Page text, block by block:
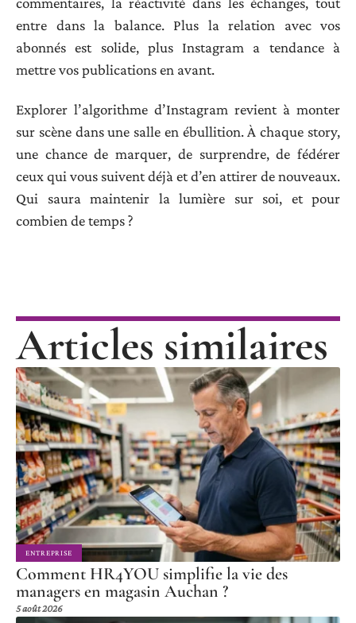
entre dans la balance. Plus la relation avec vos
abonnés est solide, plus Instagram a tendance à
mettre vos publications en avant.
Explorer l’algorithme d’Instagram revient à monter
sur scène dans une salle en ébullition. À chaque story,
une chance de marquer, de surprendre, de fédérer
ceux qui vous suivent déjà et d’en attirer de nouveaux.
Qui saura maintenir la lumière sur soi, et pour
combien de temps ?
Articles similaires
ENTREPRISE
Comment HR4YOU simplifie la vie des
managers en magasin Auchan ?
5 août 2026